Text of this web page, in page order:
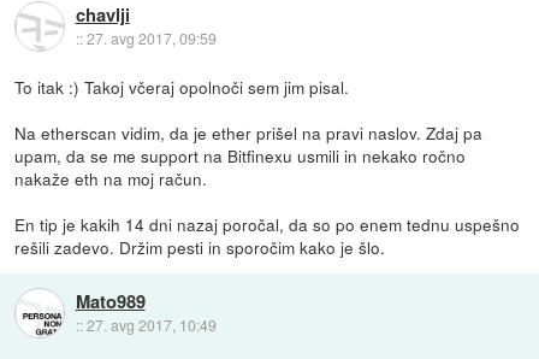
chavlji
::27. avg 2017, 09:59
To itak :) Takoj včeraj opolnoči sem jim pisal.
Na etherscan vidim, da je ether prišel na pravi naslov. Zdaj pa
upam, da se me support na Bitfinexu usmili in nekako ročno
nakaže eth na moj račun.
En tip je kakih 14 dni nazaj poročal, da so po enem tednu uspešno
rešili zadevo. Držim pesti in sporočim kako je šlo.
Mato989
::27. avg 2017, 10:49